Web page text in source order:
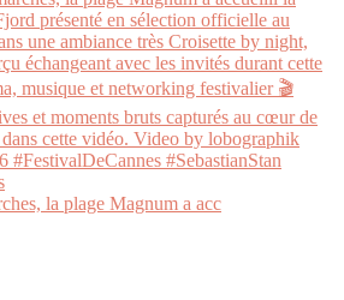
la plage Magnum a acc